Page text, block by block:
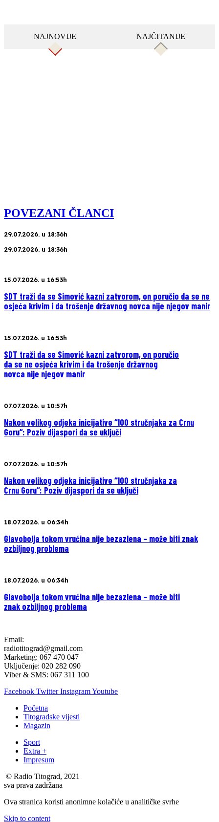
NAJNOVIJE NAJČITANIJE
POVEZANI ČLANCI
29.07.2026. u 18:36h
29.07.2026. u 18:36h
15.07.2026. u 16:53h
SDT traži da se Simović kazni zatvorom, on poručio da se ne
osjeća krivim i da trošenje državnog novca nije njegov manir
15.07.2026. u 16:53h
SDT traži da se Simović kazni zatvorom, on poručio
da se ne osjeća krivim i da trošenje državnog
novca nije njegov manir
07.07.2026. u 10:57h
Nakon velikog odjeka inicijative “100 stručnjaka za Crnu
Goru“: Poziv dijaspori da se uključi
07.07.2026. u 10:57h
Nakon velikog odjeka inicijative “100 stručnjaka za
Crnu Goru“: Poziv dijaspori da se uključi
18.07.2026. u 06:34h
Glavobolja tokom vrućina nije bezazlena – može biti znak
ozbiljnog problema
18.07.2026. u 06:34h
Glavobolja tokom vrućina nije bezazlena – može biti
znak ozbiljnog problema
Email:
radiotitograd@gmail.com
Marketing: 067 470 047
Uključenje: 020 282 090
Viber & SMS: 067 311 100
Facebook Twitter InstagramYoutube
Početna
Titogradske vijesti
Magazin
Sport
Extra +
Impresum
© Radio Titograd, 2021
sva prava zadržana
Ova stranica koristi anonimne kolačiće u analitičke svrhe
Skip to content